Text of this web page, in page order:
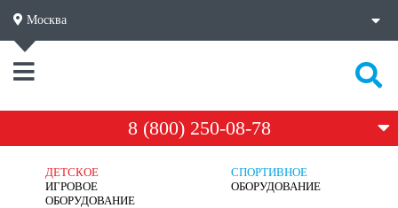
Москва
8 (800) 250-08-78
ДЕТСКОЕ
ИГРОВОЕ
ОБОРУДОВАНИЕ
СПОРТИВНОЕ
ОБОРУДОВАНИЕ